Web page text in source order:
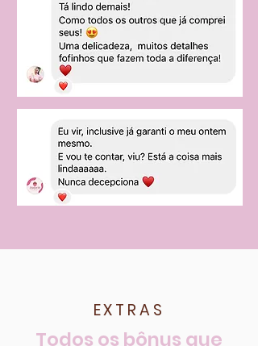
EXTRAS
Todos os bônus que